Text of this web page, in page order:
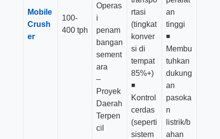
Mobile
Crush
er
100-
400 tph
Operas
i
penam
bangan
sement
ara
–
Proyek
Daerah
Terpen
cil
rtasi
(tingkat
konver
si di
tempat
85%+)
◾
Kontrol
cerdas
(seperti
sistem
an
tinggi
◾
Membu
tuhkan
dukung
an
pasoka
n
listrik/b
ahan